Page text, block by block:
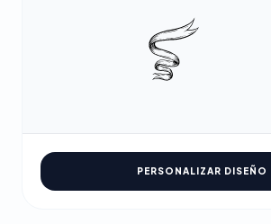
PERSONALIZAR DISEÑO